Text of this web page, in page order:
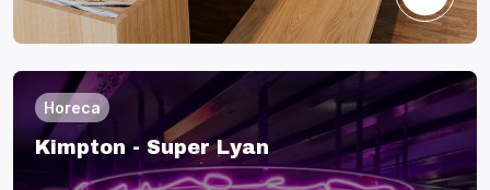
Horeca
Kimpton - Super Lyan